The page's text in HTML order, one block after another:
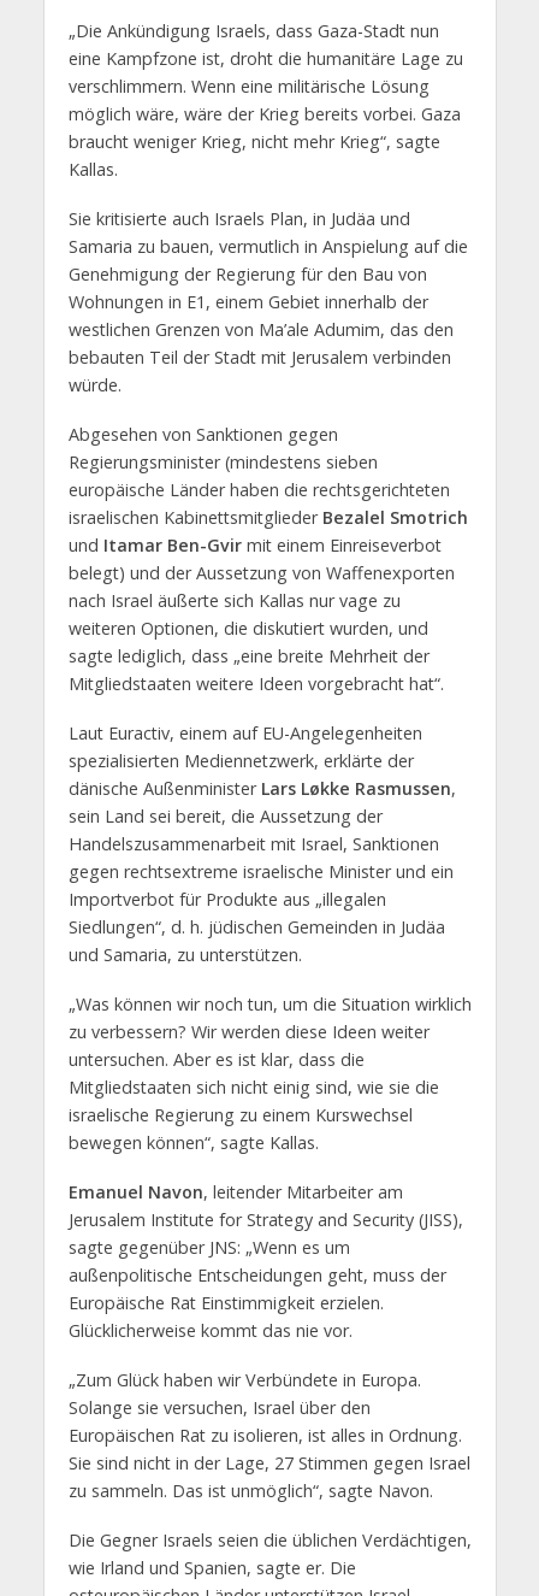
„Die Ankündigung Israels, dass Gaza-Stadt nun
eine Kampfzone ist, droht die humanitäre Lage zu
verschlimmern. Wenn eine militärische Lösung
möglich wäre, wäre der Krieg bereits vorbei. Gaza
braucht weniger Krieg, nicht mehr Krieg“, sagte
Kallas.
Sie kritisierte auch Israels Plan, in Judäa und
Samaria zu bauen, vermutlich in Anspielung auf die
Genehmigung der Regierung für den Bau von
Wohnungen in E1, einem Gebiet innerhalb der
westlichen Grenzen von Ma’ale Adumim, das den
bebauten Teil der Stadt mit Jerusalem verbinden
würde.
Abgesehen von Sanktionen gegen
Regierungsminister (mindestens sieben
europäische Länder haben die rechtsgerichteten
israelischen Kabinettsmitglieder Bezalel Smotrich
und Itamar Ben-Gvirmit einem Einreiseverbot
belegt) und der Aussetzung von Waffenexporten
nach Israel äußerte sich Kallas nur vage zu
weiteren Optionen, die diskutiert wurden, und
sagte lediglich, dass „eine breite Mehrheit der
Mitgliedstaaten weitere Ideen vorgebracht hat“.
Laut Euractiv, einem auf EU-Angelegenheiten
spezialisierten Mediennetzwerk, erklärte der
dänische Außenminister Lars Løkke Rasmussen,
sein Land sei bereit, die Aussetzung der
Handelszusammenarbeit mit Israel, Sanktionen
gegen rechtsextreme israelische Minister und ein
Importverbot für Produkte aus „illegalen
Siedlungen“, d. h. jüdischen Gemeinden in Judäa
und Samaria, zu unterstützen.
„Was können wir noch tun, um die Situation wirklich
zu verbessern? Wir werden diese Ideen weiter
untersuchen. Aber es ist klar, dass die
Mitgliedstaaten sich nicht einig sind, wie sie die
israelische Regierung zu einem Kurswechsel
bewegen können“, sagte Kallas.
Emanuel Navon, leitender Mitarbeiter am
Jerusalem Institute for Strategy and Security (JISS),
sagte gegenüber JNS: „Wenn es um
außenpolitische Entscheidungen geht, muss der
Europäische Rat Einstimmigkeit erzielen.
Glücklicherweise kommt das nie vor.
„Zum Glück haben wir Verbündete in Europa.
Solange sie versuchen, Israel über den
Europäischen Rat zu isolieren, ist alles in Ordnung.
Sie sind nicht in der Lage, 27 Stimmen gegen Israel
zu sammeln. Das ist unmöglich“, sagte Navon.
Die Gegner Israels seien die üblichen Verdächtigen,
wie Irland und Spanien, sagte er. Die